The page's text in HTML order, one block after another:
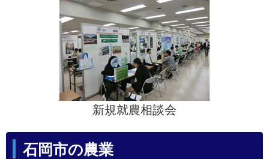
新規就農相談会
石岡市の農業